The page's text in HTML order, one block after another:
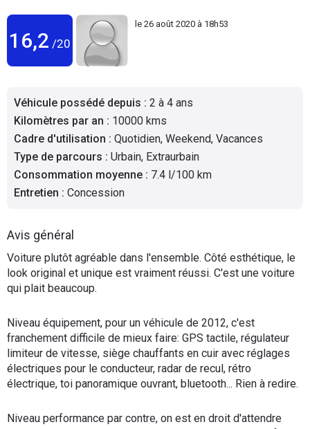
Utilitaires
Flottes
Auto
Services
Forum
Marques
16,2 /20
le 26 août 2020 à 18h53
Véhicule possédé depuis : 2 à 4 ans
Kilomètres par an : 10000 kms
Cadre d'utilisation : Quotidien, Weekend, Vacances
Type de parcours : Urbain, Extraurbain
Consommation moyenne : 7.4 l/100 km
Entretien : Concession
Avis général
Voiture plutôt agréable dans l'ensemble. Côté esthétique, le
look original et unique est vraiment réussi. C'est une voiture
qui plait beaucoup.
Niveau équipement, pour un véhicule de 2012, c'est
franchement difficile de mieux faire: GPS tactile, régulateur
limiteur de vitesse, siège chauffants en cuir avec réglages
électriques pour le conducteur, radar de recul, rétro
électrique, toi panoramique ouvrant, bluetooth... Rien à redire.
Niveau performance par contre, on est en droit d'attendre